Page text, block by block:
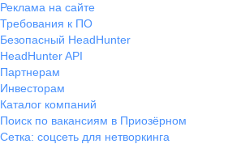
Реклама на сайте
Требования к ПО
Безопасный HeadHunter
HeadHunter API
Партнерам
Инвесторам
Каталог компаний
Поиск по вакансиям в Приозёрном
Сетка: соцсеть для нетворкинга